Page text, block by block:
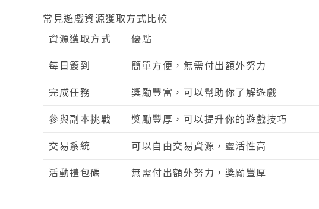
常見遊戲資源獲取方式比較
資源獲取方式
優點
每日簽到 簡單方便，無需付出額外努力
完成任務 獎勵豐富，可以幫助你了解遊戲
參與副本挑戰 獎勵豐厚，可以提升你的遊戲技巧
交易系統 可以自由交易資源，靈活性高
活動禮包碼 無需付出額外努力，獎勵豐厚